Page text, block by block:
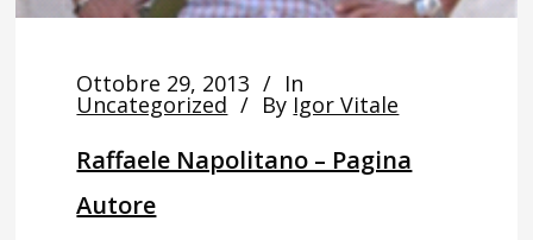
Ottobre 29, 2013 In
Uncategorized By Igor Vitale
Raffaele Napolitano – Pagina
Autore